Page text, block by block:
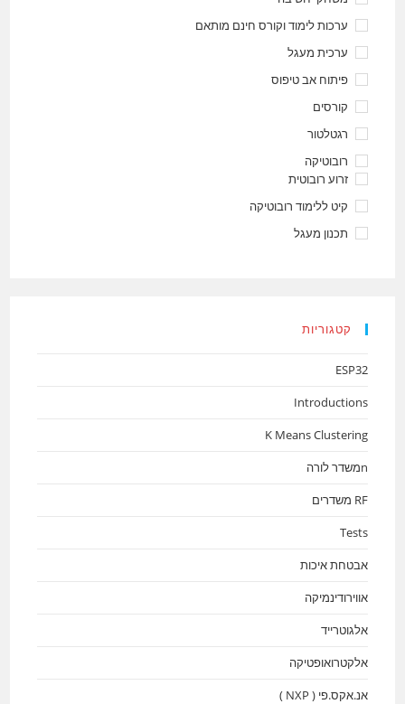
ערכות לימוד וקורס חינם מותאם
ערכית מעגל
פיתוח אב טיפוס
קורסים
רגטלטור
רובוטיקה
זרוע רובוטית
קיט ללימוד רובוטיקה
תכנון מעגל
קטגוריות
ESP32
Introductions
K Means Clustering
nמשדר לורה
RF משדרים
Tests
אבטחת איכות
אווירודינמיקה
אלגוטרייד
אלקטרואופטיקה
אנ.אקס.פי ( NXP )